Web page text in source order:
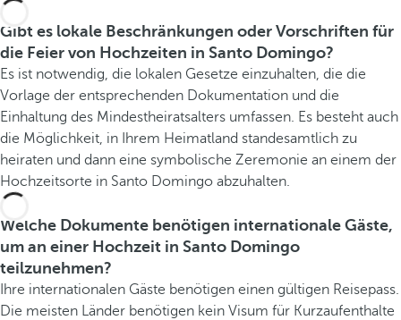
Gibt es lokale Beschränkungen oder Vorschriften für
die Feier von Hochzeiten in Santo Domingo?
Es ist notwendig, die lokalen Gesetze einzuhalten, die die
Vorlage der entsprechenden Dokumentation und die
Einhaltung des Mindestheiratsalters umfassen. Es besteht auch
die Möglichkeit, in Ihrem Heimatland standesamtlich zu
heiraten und dann eine symbolische Zeremonie an einem der
Hochzeitsorte in Santo Domingo abzuhalten.
Welche Dokumente benötigen internationale Gäste,
um an einer Hochzeit in Santo Domingo
teilzunehmen?
Ihre internationalen Gäste benötigen einen gültigen Reisepass.
Die meisten Länder benötigen kein Visum für Kurzaufenthalte